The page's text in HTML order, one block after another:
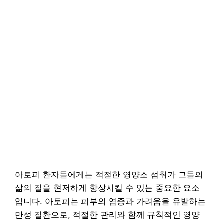
아토피 환자들에게는 적절한 영양소 섭취가 그들의
삶의 질을 현저하게 향상시킬 수 있는 중요한 요소
입니다. 아토피는 피부의 염증과 가려움을 유발하는
만성 질환으로, 적절한 관리와 함께 규칙적인 영양